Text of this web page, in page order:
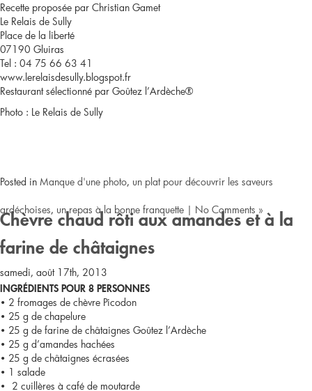
Recette proposée par Christian Gamet
Le Relais de Sully
Place de la liberté
07190 Gluiras
Tel : 04 75 66 63 41
www.lerelaisdesully.blogspot.fr
Restaurant sélectionné par Goûtez l’Ardèche®
Photo : Le Relais de Sully
Posted in Manque d'une photo, un plat pour découvrir les saveurs
ardéchoises, un repas à la bonne franquette | No Comments »
Chèvre chaud rôti aux amandes et à la
farine de châtaignes
samedi, août 17th, 2013
INGRÉDIENTS POUR 8 PERSONNES
• 2 fromages de chèvre Picodon
• 25 g de chapelure
• 25 g de farine de châtaignes Goûtez l’Ardèche
• 25 g d’amandes hachées
• 25 g de châtaignes écrasées
• 1 salade
• 2 cuillères à café de moutarde